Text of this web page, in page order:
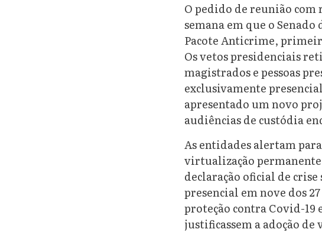
O pedido de reunião
semana em que o
Pacote Anticrime,
Os vetos presidenciais
magistrados e pessoas
exclusivamente
apresentado um novo
audiências de custódia
As entidades alertam
virtualização permanente
declaração oficial de
presencial em nove dos
proteção contra Covid-19
justificassem a adoção